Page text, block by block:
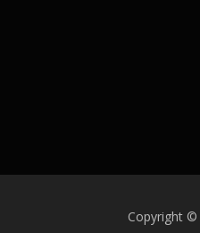
Copyright